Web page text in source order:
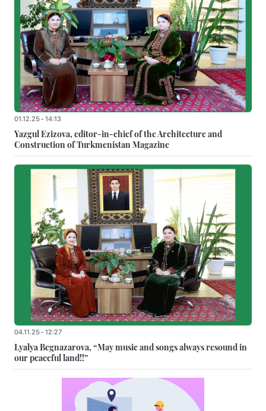
01.12.25 - 14:13
Yazgul Ezizova, editor-in-chief of the Architecture and
Construction of Turkmenistan Magazine
04.11.25 - 12:27
Lyalya Begnazarova, “May music and songs always resound in
our peaceful land!!”